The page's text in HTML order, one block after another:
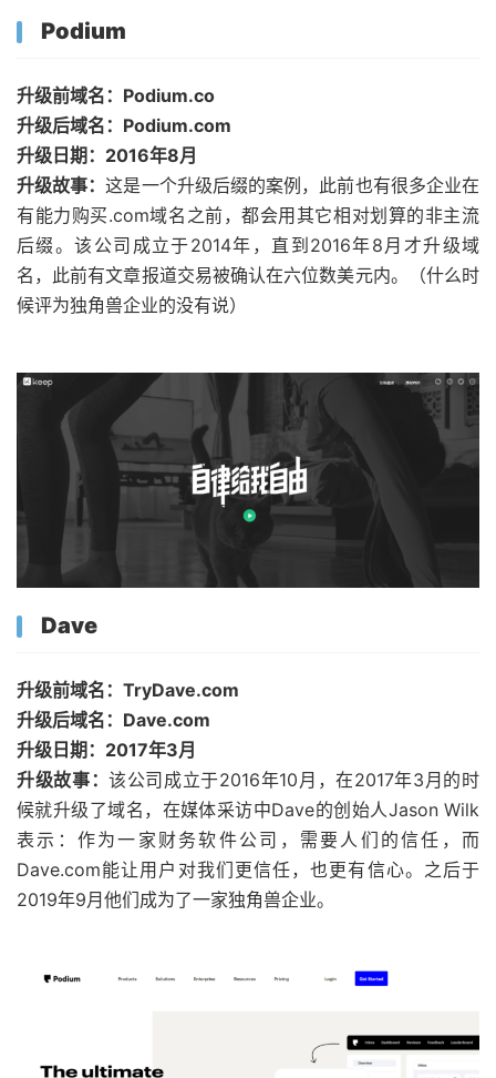
Podium
升级前域名：Podium.co
升级后域名：Podium.com
升级日期：2016年8月
升级故事：这是一个升级后缀的案例，此前也有很多企业在
有能力购买.com域名之前，都会用其它相对划算的非主流
后缀。该公司成立于2014年，直到2016年8月才升级域
名，此前有文章报道交易被确认在六位数美元内。（什么时
候评为独角兽企业的没有说）
Dave
升级前域名：TryDave.com
升级后域名：Dave.com
升级日期：2017年3月
升级故事：该公司成立于2016年10月，在2017年3月的时
候就升级了域名，在媒体采访中Dave的创始人Jason Wilk
表示：作为一家财务软件公司，需要人们的信任，而
Dave.com能让用户对我们更信任，也更有信心。之后于
2019年9月他们成为了一家独角兽企业。